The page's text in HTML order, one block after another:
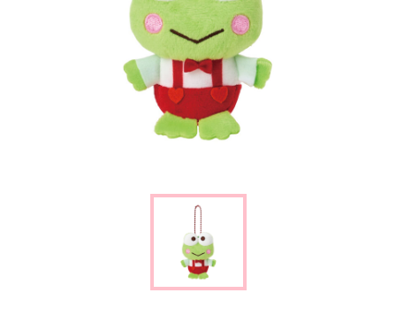
よくあるご質問 ニュース